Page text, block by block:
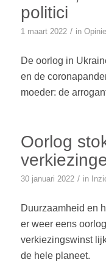
politici
1 maart 2022 / in Opinie
De oorlog in
en de
moeder: de
Oorlog
30 januari 2022 / in
Duurzaamheid en
er weer eens
verkiezingswinst
de hele planeet.